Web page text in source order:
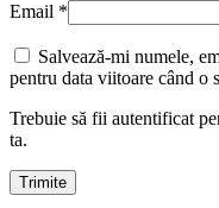
Email *
Salvează-mi numele,
pentru data viitoare când o
Trebuie să fii autentificat
ta.